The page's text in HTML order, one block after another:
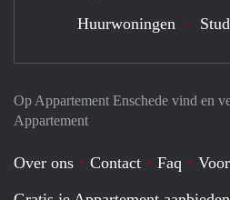
Op Appartement Enschede vind en
Appartement
Over ons Contact Faq
Huurwoningen